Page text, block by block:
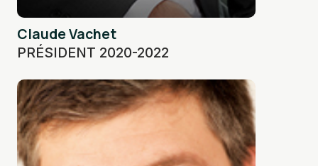
Claude Vachet
PRÉSIDENT 2020-2022